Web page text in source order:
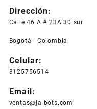
Dirección:
Calle 46 A # 23A 30 sur
Bogotá - Colombia
Celular:
3125756514
Email:
ventas@ja-bots.com